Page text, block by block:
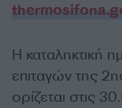
Η καταληκτική
επιταγών της
ορίζεται στις